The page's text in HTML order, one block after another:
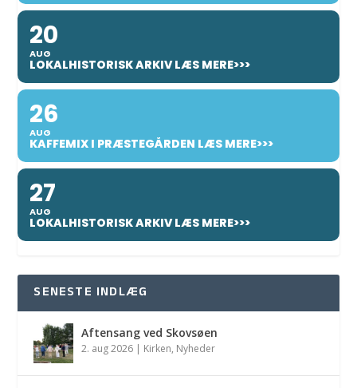
20
AUG
LOKALHISTORISK ARKIV LÆS MERE>>>
26
AUG
KAFFEMIX I PRÆSTEGÅRDEN LÆS MERE>>>
27
AUG
LOKALHISTORISK ARKIV LÆS MERE>>>
SENESTE INDLÆG
Aftensang ved Skovsøen
2. aug 2026 | Kirken, Nyheder